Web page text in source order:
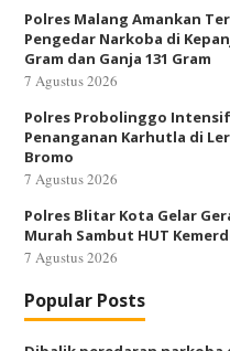
Polres Malang Amankan
Pengedar Narkoba di
Gram dan Ganja 131 Gram
7 Agustus 2026
Polres Probolinggo
Penanganan Karhutla di
Bromo
7 Agustus 2026
Polres Blitar Kota Gelar
Murah Sambut HUT
7 Agustus 2026
Popular Posts